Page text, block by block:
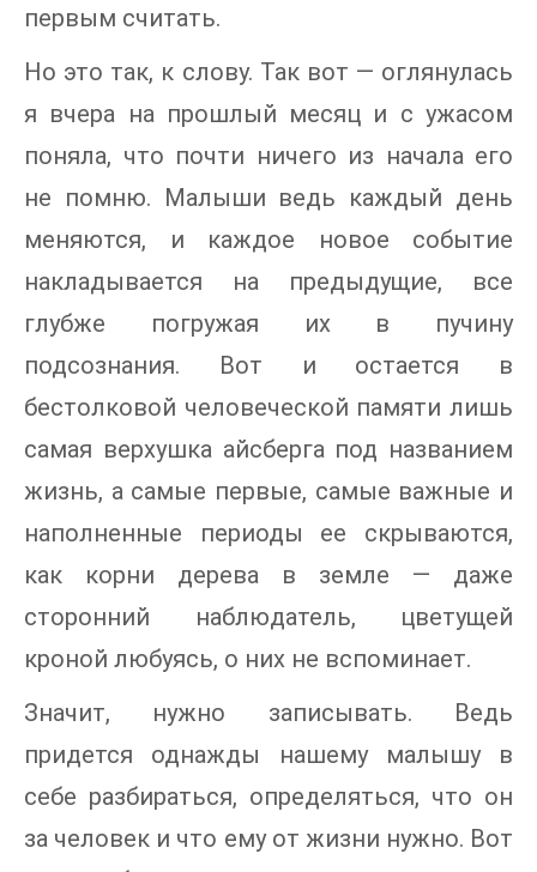
первым считать.
Но это так, к слову. Так вот — оглянулась
я вчера на прошлый месяц и с ужасом
поняла, что почти ничего из начала его
не помню. Малыши ведь каждый день
меняются, и каждое новое событие
накладывается на предыдущие, все
глубже погружая их в пучину
подсознания. Вот и остается в
бестолковой человеческой памяти лишь
самая верхушка айсберга под названием
жизнь, а самые первые, самые важные и
наполненные периоды ее скрываются,
как корни дерева в земле — даже
сторонний наблюдатель, цветущей
кроной любуясь, о них не вспоминает.
Значит, нужно записывать. Ведь
придется однажды нашему малышу в
себе разбираться, определяться, что он
за человек и что ему от жизни нужно. Вот